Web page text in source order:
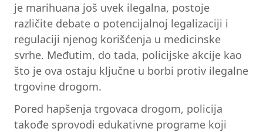
je marihuana još uvek ilegalna, postoje
različite debate o potencijalnoj legalizaciji i
regulaciji njenog korišćenja u medicinske
svrhe. Međutim, do tada, policijske akcije kao
što je ova ostaju ključne u borbi protiv ilegalne
trgovine drogom.
Pored hapšenja trgovaca drogom, policija
takođe sprovodi edukativne programe koji